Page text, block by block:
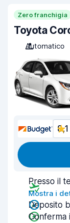
Zero franchigia
Toyota
Automatico
8,1
Presso il
Mostra i
Deposito
Conferma